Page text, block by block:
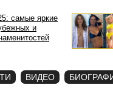
самые яркие
и
ВИДЕО